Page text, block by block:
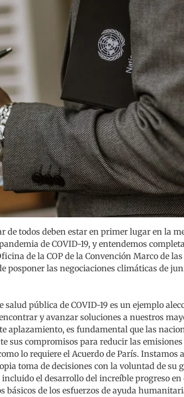
de todos deben estar en primer lugar en la
de COVID-19, y entendemos
de la COP de la Convención Marco de
posponer las negociaciones climáticas de
pública de COVID-19 es un ejemplo
y avanzar soluciones a nuestros
aplazamiento, es fundamental que las
sus compromisos para reducir las emisiones
lo requiere el Acuerdo de París.
toma de decisiones con la voluntad de su
el desarrollo del increíble progreso
básicos de los esfuerzos de ayuda